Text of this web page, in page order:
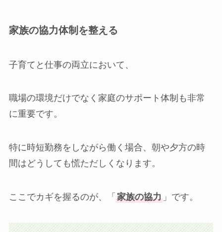
家族の協力体制を整える
子育てと仕事の両立において、
職場の環境だけでなく家庭のサポート体制も非常
に重要です。
特に時短勤務をしながら働く場合、朝や夕方の時
間はどうしても慌ただしくなります。
ここでカギを握るのが、「 家族の協力」です。